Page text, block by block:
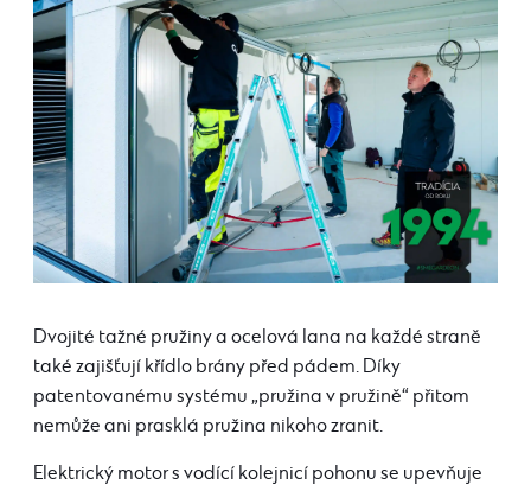
Dvojité tažné pružiny a ocelová lana na každé straně
také zajišťují křídlo brány před pádem. Díky
patentovanému systému „pružina v pružině“ přitom
nemůže ani prasklá pružina nikoho zranit.
Elektrický motor s vodící kolejnicí pohonu se upevňuje